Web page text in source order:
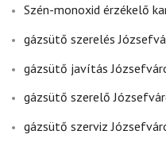
Szén-monoxid érzékelő
gázsütő szerelés
gázsütő javítás
gázsütő szerelő
gázsütő szerviz